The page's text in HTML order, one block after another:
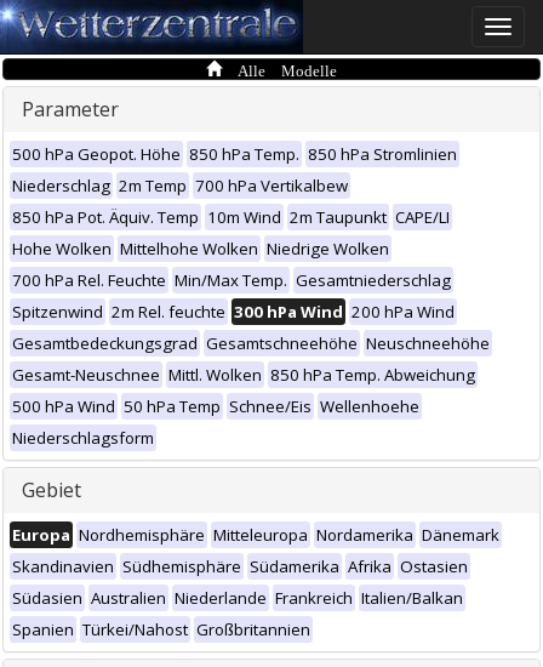
Toggle
Alle Modelle
Parameter
500 hPa Geopot. Höhe 850 hPa Temp. 850 hPa Stromlinien
Niederschlag 2m Temp 700 hPa Vertikalbew
850 hPa Pot. Äquiv. Temp 10m Wind 2m Taupunkt CAPE/LI
Hohe Wolken Mittelhohe Wolken Niedrige Wolken
700 hPa Rel. Feuchte Min/Max Temp. Gesamtniederschlag
Spitzenwind 2m Rel. feuchte 300 hPa Wind 200 hPa Wind
Gesamtbedeckungsgrad Gesamtschneehöhe Neuschneehöhe
Gesamt-Neuschnee Mittl. Wolken 850 hPa Temp. Abweichung
500 hPa Wind 50 hPa Temp Schnee/Eis Wellenhoehe
Niederschlagsform
Gebiet
Europa Nordhemisphäre Mitteleuropa Nordamerika Dänemark
Skandinavien Südhemisphäre Südamerika Afrika Ostasien
Südasien Australien Niederlande Frankreich Italien/Balkan
Spanien Türkei/Nahost Großbritannien